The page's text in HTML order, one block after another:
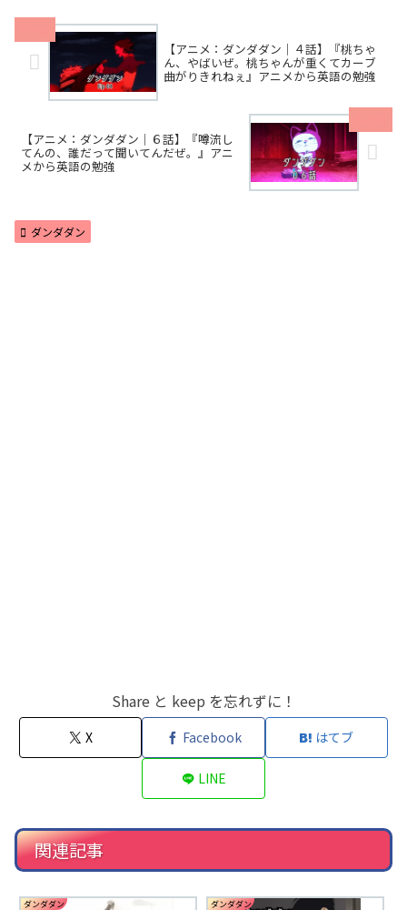
【アニメ：ダンダダン｜４話】『桃ちゃ
ん、やばいぜ。桃ちゃんが重くてカーブ
曲がりきれねぇ』アニメから英語の勉強
【アニメ：ダンダダン｜６話】『噂流し
てんの、誰だって聞いてんだぜ。』アニ
メから英語の勉強
ダンダダン
Share と keep を忘れずに！
X Facebook はてブ
LINE
関連記事
ダンダダン ダンダダン